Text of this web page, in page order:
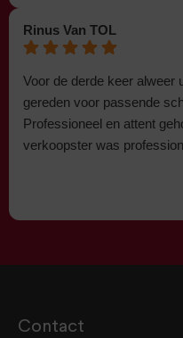
Rinus Van TOL
Voor de derde keer alweer
gereden voor passende
Professioneel en attent
verkoopster was
Contact